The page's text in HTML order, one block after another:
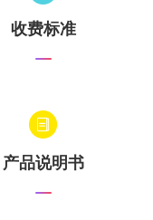
收费标准
产品说明书